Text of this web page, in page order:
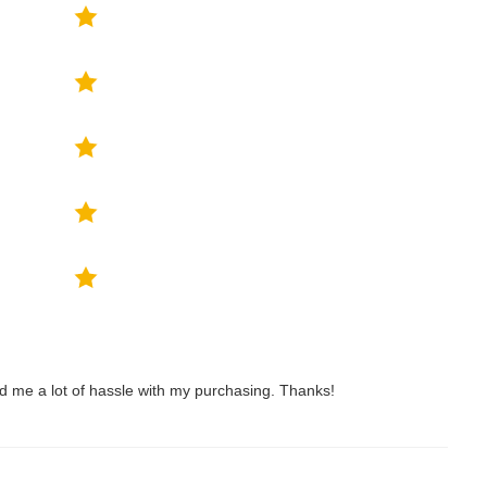
me a lot of hassle with my purchasing. Thanks!